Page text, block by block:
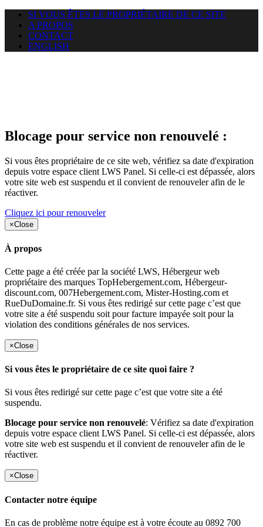
SI VOUS ÊTES LE PROPRIÉTAIRE DE CE SITE
A PROPOS
CONTACT
ENGLISH
Blocage pour service non renouvelé :
Si vous êtes propriétaire de ce site web, vérifiez sa date d'expiration
depuis votre espace client LWS Panel. Si celle-ci est dépassée, alors
votre site web est suspendu et il convient de renouveler afin de le
réactiver.
Cliquez ici pour renouveler
×Close
À propos
Cette page a été créée par la société LWS, Hébergeur web
propriétaire des marques TopHebergement.com, Hébergeur-
discount.com, 007Hebergement.com, Mister-Hosting.com et
RueDuDomaine.fr. Si vous êtes redirigé sur cette page c’est que
votre site a été suspendu soit pour facture impayée soit pour la
violation des conditions générales de nos services.
×Close
Si vous êtes le propriétaire de ce site quoi faire ?
Si vous êtes redirigé sur cette page c’est que votre site a été
suspendu.
Blocage pour service non renouvelé: Vérifiez sa date d'expiration
depuis votre espace client LWS Panel. Si celle-ci est dépassée, alors
votre site web est suspendu et il convient de renouveler afin de le
réactiver.
×Close
Contacter notre équipe
En cas de problème notre équipe est à votre écoute au 0892 700